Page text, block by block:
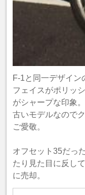
F-1と同一デザイン
フェイスがポリッ
がシャープな印象。
古いモデルなので
ご愛敬。
オフセット35だっ
たり見た目に反し
に売却。